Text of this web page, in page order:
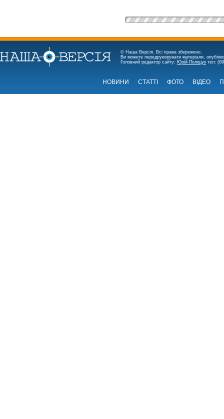
© Наша Версія. Всі права збережено.
Ви можете передруковувати матеріали,
Головний редактор сайту: Юрій Поліщук тел:
НОВИНИ СТАТТІ ФОТО ВІДЕО